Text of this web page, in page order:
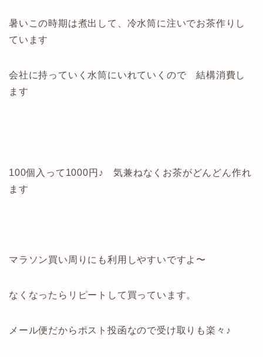
暑いこの時期は煮出して、冷水筒に注いでお茶作りし
ています
会社に持っていく水筒にいれていくので 結構消費し
ます
100個入って1000円♪ 気兼ねなくお茶がどんどん作れ
ます
マラソン買い周りにも利用しやすいですよ〜
なくなったらリピートして買っています。
メール便だからポスト投函なので受け取りも楽々♪